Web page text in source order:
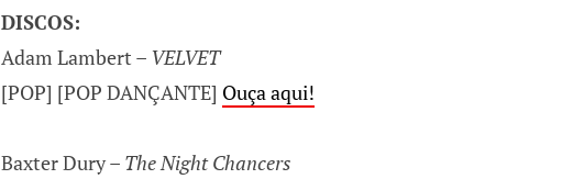
DISCOS:
Adam Lambert – VELVET
[POP] [POP DANÇANTE] Ouça aqui!
Baxter Dury – The Night Chancers